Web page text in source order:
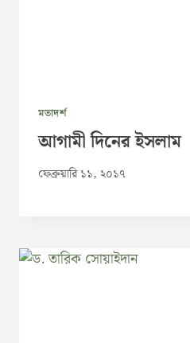
মতাদর্শ
আগামী দিনের ইসলাম
ফেব্রুয়ারি ১১, ২০১৭